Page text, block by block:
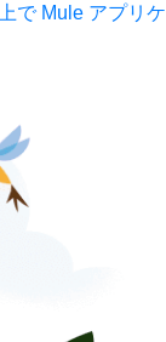
で Mule アプリケ